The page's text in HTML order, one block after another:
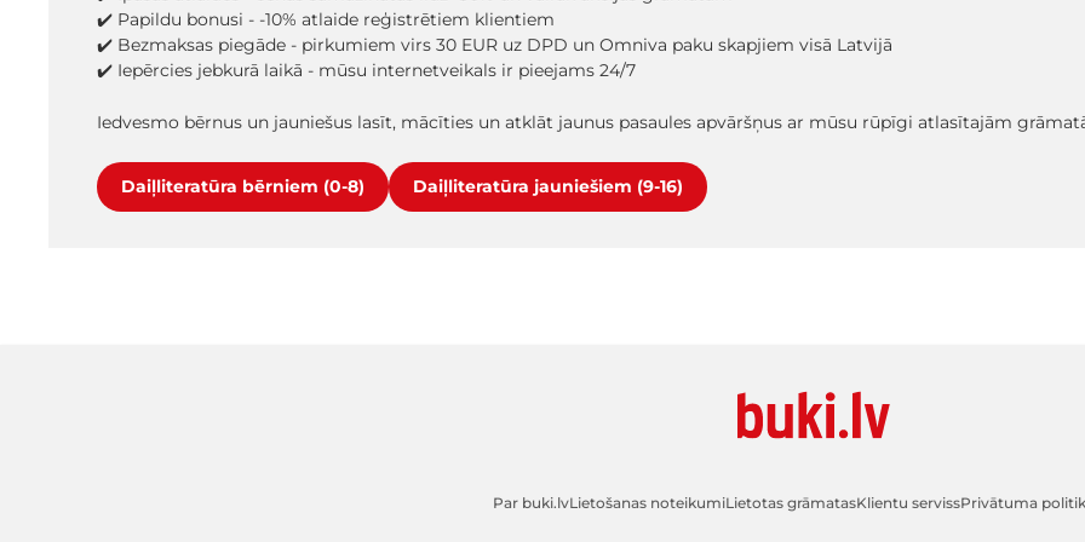
✔️ Papildu bonusi - -10% atlaide reģistrētiem klientiem
✔️ Bezmaksas piegāde - pirkumiem virs 30 EUR uz DPD un Omniva paku skapjiem visā Latvijā
✔️ Iepērcies jebkurā laikā - mūsu internetveikals ir pieejams 24/7
Iedvesmo bērnus un jauniešus lasīt, mācīties un atklāt jaunus pasaules apvāršņus ar mūsu rūpīgi atlasītajām
Daiļliteratūra bērniem (0-8) Daiļliteratūra jauniešiem (9-16)
Par buki.lvLietošanas noteikumiLietotas grāmatasKlientu servissPrivātuma